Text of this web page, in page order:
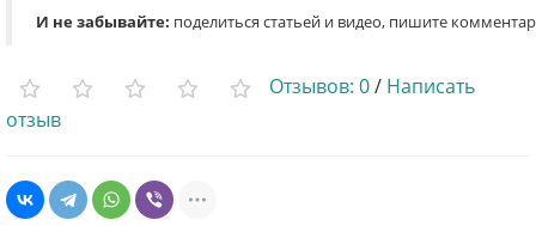
И не забывайте: поделиться статьей и видео, пишите
Отзывов: 0/ Написать
отзыв